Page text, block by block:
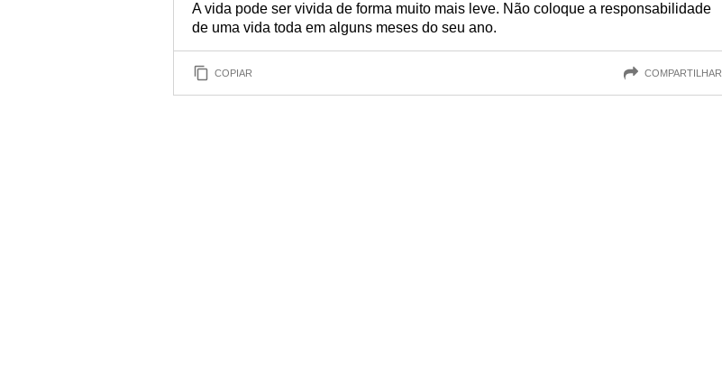
A vida pode ser vivida de forma muito mais leve. Não coloque a responsabilidade
de uma vida toda em alguns meses do seu ano.
COPIAR COMPARTILHAR